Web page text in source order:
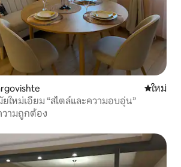
ที่พักใหม่
ใหม่
หม่เอี่ยม “สไตล์และความอบอุ่น”
วามถูกต้อง